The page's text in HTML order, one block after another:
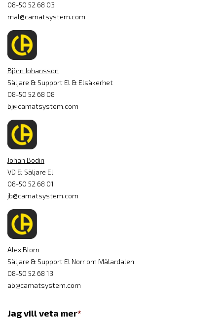
08-50 52 68 03
mal@camatsystem.com
Björn Johansson
Säljare & Support El & Elsäkerhet
08-50 52 68 08
bj@camatsystem.com
Johan Bodin
VD & Säljare El
08-50 52 68 01
jb@camatsystem.com
Alex Blom
Säljare & Support El Norr om Mälardalen
08-50 52 68 13
ab@camatsystem.com
Jag vill veta mer